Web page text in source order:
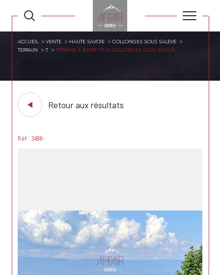
ACCUEIL VENTE HAUTE SAVOIE
COLLONGES SOUS SALEVE
TERRAIN
T TERRAIN A BATIR 74160 COLLONGES SOUS SALEVE
Retour aux résultats
Réf : 3488-